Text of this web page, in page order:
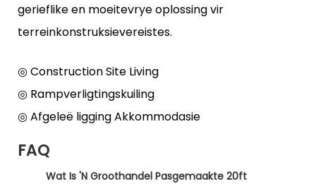
gerieflike en moeitevrye oplossing vir
terreinkonstruksievereistes.
◎ Construction Site Living
◎ Rampverligtingskuiling
◎ Afgeleë ligging Akkommodasie
FAQ
Wat Is 'n Groothandel Pasgemaakte 20ft